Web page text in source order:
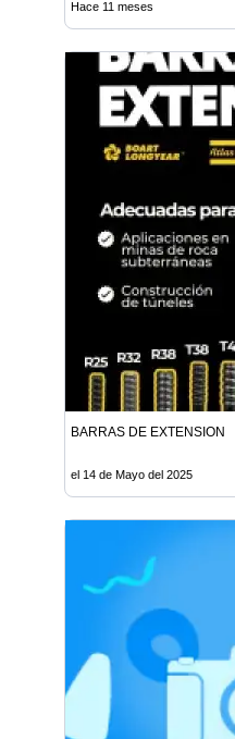
Hace 11 meses
BARRAS DE EXTENSION
el 14 de Mayo del 2025